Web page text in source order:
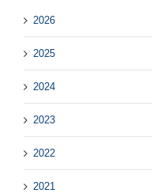
2026
2025
2024
2023
2022
2021